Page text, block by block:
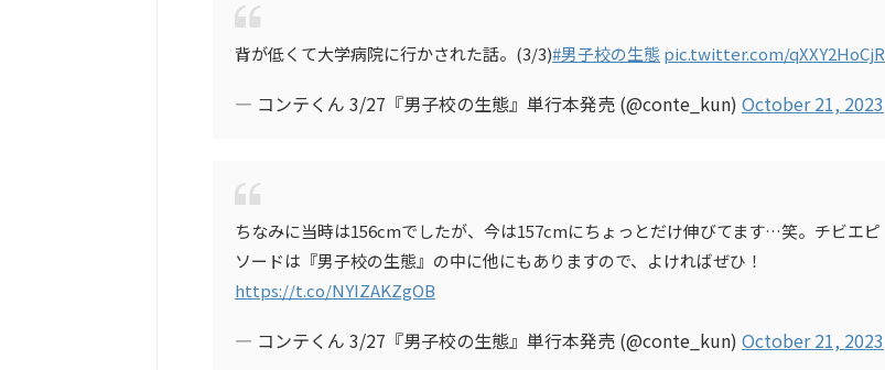
背が低くて大学病院に行かされた話。(3/3)#男子校の生態 pic.twitter.com/qXXY2HoCjR
— コンテくん 3/27『男子校の生態』単行本発売 (@conte_kun) October 21, 2023
ちなみに当時は156cmでしたが、今は157cmにちょっとだけ伸びてます…笑。チビエピ
ソードは『男子校の生態』の中に他にもありますので、よければぜひ！
https://t.co/NYIZAKZgOB
— コンテくん 3/27『男子校の生態』単行本発売 (@conte_kun) October 21, 2023